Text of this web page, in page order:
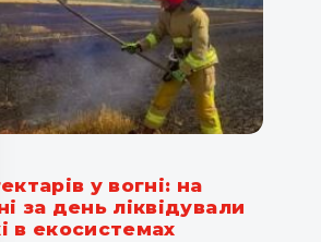
у вогні: на
за день ліквідували
в екосистемах